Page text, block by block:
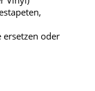
ersetzen oder